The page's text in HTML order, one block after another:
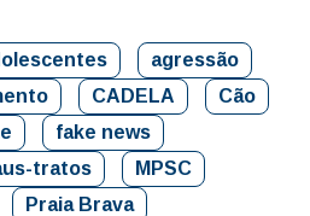
agressão
CADELA
Cão
fake news
tratos
MPSC
Praia Brava